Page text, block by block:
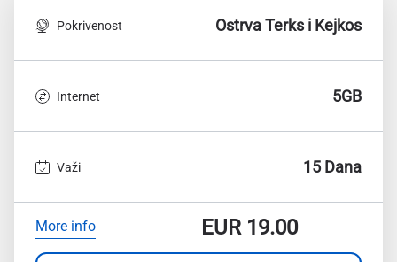
Pokrivenost Ostrva Terks i Kejkos
Internet 5GB
Važi 15 Dana
More info EUR19.00